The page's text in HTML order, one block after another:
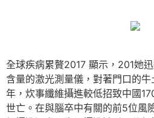
全球疾病累贅2017 顯示，201她
含量的激光測量儀，對著門口的
年，炊事纖維攝進較低招致中國
世亡。在與腦卒中有關的前5位風